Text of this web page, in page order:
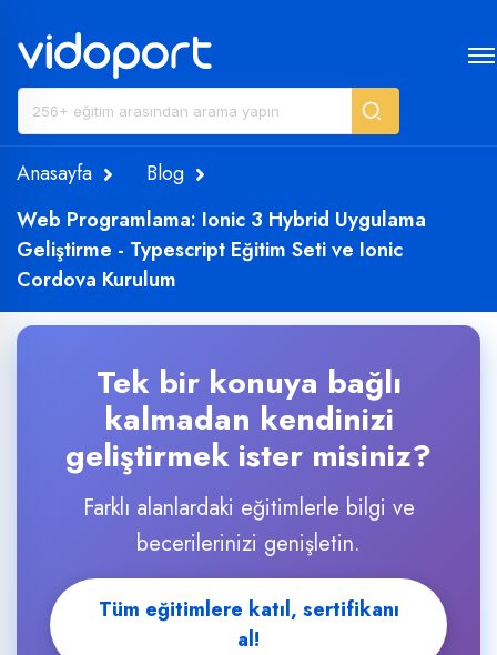
Anasayfa
Blog
Web Programlama: Ionic 3 Hybrid Uygulama
Geliştirme - Typescript Eğitim Seti ve Ionic
Cordova Kurulum
Tek bir konuya bağlı
kalmadan kendinizi
geliştirmek ister misiniz?
Farklı alanlardaki eğitimlerle bilgi ve
becerilerinizi genişletin.
Tüm eğitimlere katıl, sertifikanı
al!